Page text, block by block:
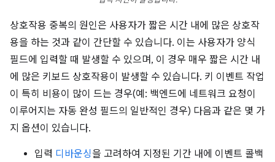
상호작용 중복의 원인은 사용자가 짧은 시간 내에 많은 상호작
용을 하는 것과 같이 간단할 수 있습니다. 이는 사용자가 양식
필드에 입력할 때 발생할 수 있으며, 이 경우 매우 짧은 시간 내
에 많은 키보드 상호작용이 발생할 수 있습니다. 키 이벤트 작업
이 특히 비용이 많이 드는 경우(예: 백엔드에 네트워크 요청이
이루어지는 자동 완성 필드의 일반적인 경우) 다음과 같은 몇 가
지 옵션이 있습니다.
입력 디바운싱을 고려하여 지정된 기간 내에 이벤트 콜백